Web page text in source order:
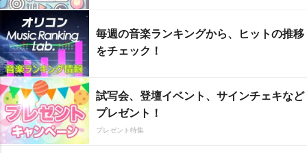
毎週の音楽ランキングから、ヒットの推移
をチェック！
試写会、登壇イベント、サインチェキなど
プレゼント！
プレゼント特集